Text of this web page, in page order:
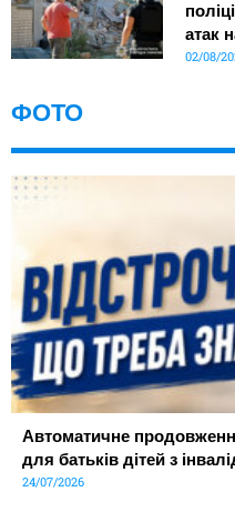
атак
02/08/
ФОТО
Автоматичне
для батьків дітей з
24/07/2026